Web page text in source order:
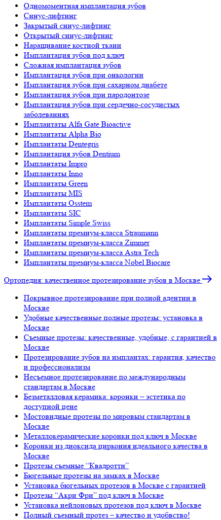
Одномоментная имплантация зубов
Синус-лифтинг
Закрытый синус-лифтинг
Открытый синус-лифтинг
Наращивание костной ткани
Имплантация зубов под ключ
Сложная имплантация зубов
Имплантация зубов при онкологии
Имплантация зубов при сахарном диабете
Имплантация зубов при пародонтозе
Имплантация зубов при сердечно-сосудистых
заболеваниях
Имплантаты Alfa Gate Bioactive
Имплантаты Alpha Bio
Имплантаты Dentegris
Имплантация зубов Dentium
Имплантаты Impro
Имплантаты Inno
Имплантаты Green
Имплантаты MIS
Имплантаты Osstem
Имплантаты SIC
Имплантаты Simple Swiss
Имплантаты премиум-класса Straumann
Имплантаты премиум-класса Zimmer
Имплантаты премиум-класса Astra Tech
Имплантаты премиум-класса Nobel Biocare
Ортопедия: качественное протезирование зубов в Москве
Покрывное протезирование при полной адентии в
Москве
Удобные качественные полные протезы: установка в
Москве
Съемные протезы: качественные, удобные, с гарантией в
Москве
Протезирование зубов на имплантах: гарантия, качество
и профессионализм
Несъемное протезирование по международным
стандартам в Москве
Безметалловая керамика: коронки – эстетика по
доступной цене
Мостовидные протезы по мировым стандартам в
Москве
Металлокерамические коронки под ключ в Москве
Коронки из диоксида циркония идеального качества в
Москве
Протезы съемные “Квадротти”
Бюгельные протезы на замках в Москве
Установка бюгельных протезов в Москве с гарантией
Протезы “Акри Фри” под ключ в Москве
Установка нейлоновых протезов под ключ в Москве
Полный съемный протез – качество и удобвство!